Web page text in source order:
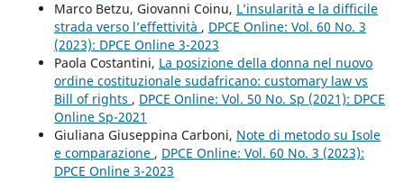
Marco Betzu, Giovanni Coinu, L’insularità e la difficile
strada verso l’effettività , DPCE Online: Vol. 60 No. 3
(2023): DPCE Online 3-2023
Paola Costantini, La posizione della donna nel nuovo
ordine costituzionale sudafricano: customary law vs
Bill of rights , DPCE Online: Vol. 50 No. Sp (2021): DPCE
Online Sp-2021
Giuliana Giuseppina Carboni, Note di metodo su Isole
e comparazione , DPCE Online: Vol. 60 No. 3 (2023):
DPCE Online 3-2023